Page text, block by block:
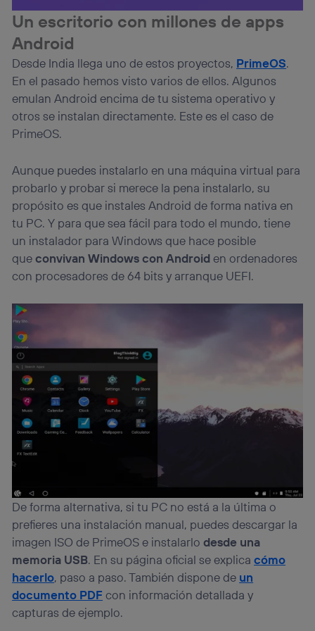
Un escritorio con millones de apps
Android
Desde India llega uno de estos proyectos, PrimeOS.
En el pasado hemos visto varios de ellos. Algunos
emulan Android encima de tu sistema operativo y
otros se instalan directamente. Este es el caso de
PrimeOS.
Aunque puedes instalarlo en una máquina virtual para
probarlo y probar si merece la pena instalarlo, su
propósito es que instales Android de forma nativa en
tu PC. Y para que sea fácil para todo el mundo, tiene
un instalador para Windows que hace posible
queconvivan Windows con Androiden ordenadores
con procesadores de 64 bits y arranque UEFI.
De forma alternativa, si tu PC no está a la última o
prefieres una instalación manual, puedes descargar la
imagen ISO de PrimeOS e instalarlodesde una
memoria USB. En su página oficial se explicacómo
hacerlo, paso a paso. También dispone de un
documento PDF con información detallada y
capturas de ejemplo.